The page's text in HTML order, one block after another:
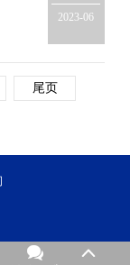
 
2023-06
尾页